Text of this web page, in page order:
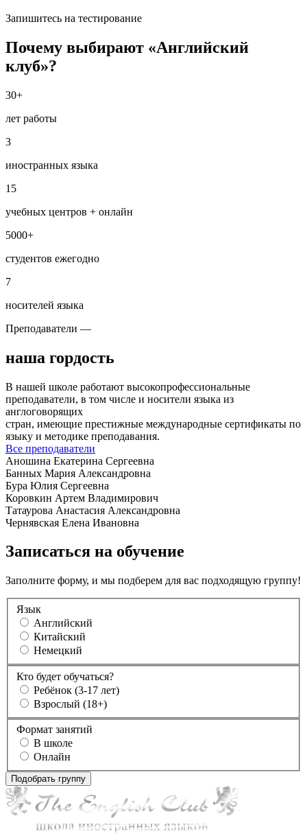
Запишитесь на тестирование
Почему выбирают «Английский
клуб»?
30+
лет работы
3
иностранных языка
15
учебных центров + онлайн
5000+
студентов ежегодно
7
носителей языка
Преподаватели —
наша гордость
В нашей школе работают высокопрофессиональные
преподаватели, в том числе и носители языка из
англоговорящих
стран, имеющие престижные международные сертификаты по
языку и методике преподавания.
Все преподаватели
Аношина Екатерина Сергеевна
Банных Мария Александровна
Бура Юлия Сергеевна
Коровкин Артем Владимирович
Татаурова Анастасия Александровна
Чернявская Елена Ивановна
Записаться на обучение
Заполните форму, и мы подберем для вас подходящую группу!
Язык
Английский
Китайский
Немецкий
Кто будет обучаться?
Ребёнок (3-17 лет)
Взрослый (18+)
Формат занятий
В школе
Онлайн
Подобрать группу